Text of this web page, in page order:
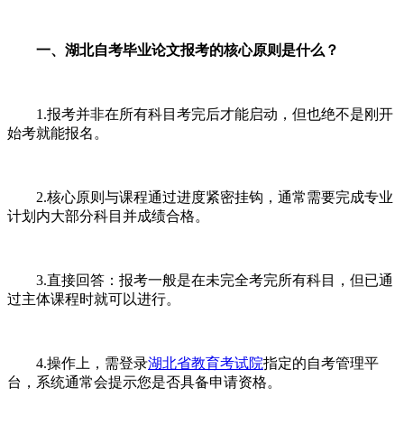
一、湖北自考毕业论文报考的核心原则是什么？
1.报考并非在所有科目考完后才能启动，但也绝不是刚开
始考就能报名。
2.核心原则与课程通过进度紧密挂钩，通常需要完成专业
计划内大部分科目并成绩合格。
3.直接回答：报考一般是在未完全考完所有科目，但已通
过主体课程时就可以进行。
4.操作上，需登录湖北省教育考试院指定的自考管理平
台，系统通常会提示您是否具备申请资格。